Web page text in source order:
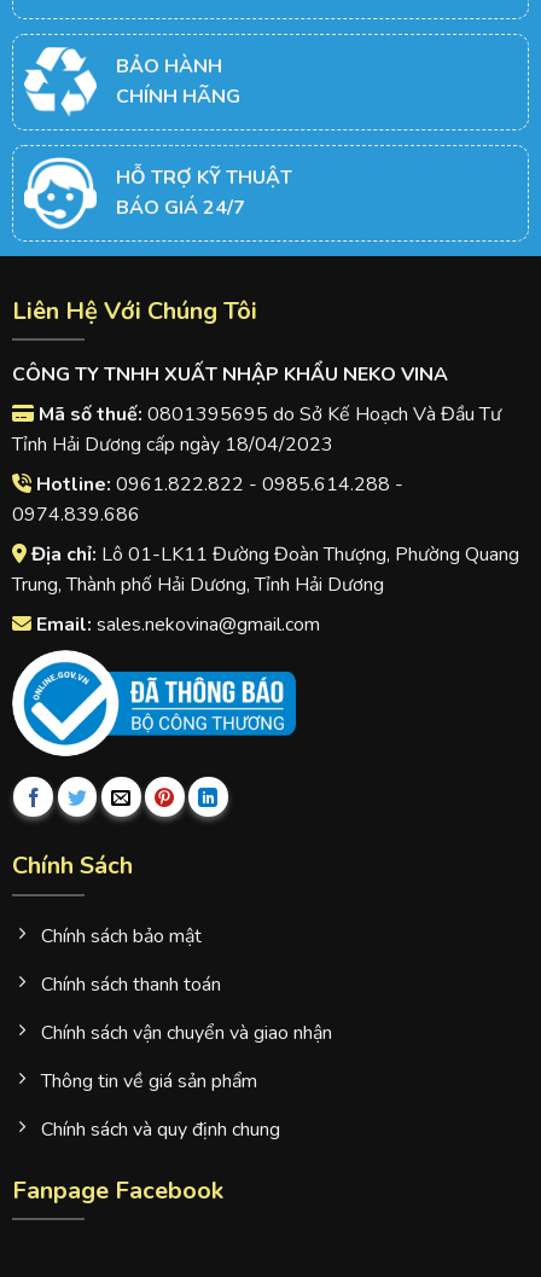
BẢO HÀNH
CHÍNH HÃNG
HỖ TRỢ KỸ THUẬT
BÁO GIÁ 24/7
Liên Hệ Với Chúng Tôi
CÔNG TY TNHH XUẤT NHẬP KHẨU NEKO VINA
Mã số thuế: 0801395695 do Sở Kế Hoạch Và Đầu Tư
Tỉnh Hải Dương cấp ngày 18/04/2023
Hotline: 0961.822.822 - 0985.614.288 -
0974.839.686
Địa chỉ: Lô 01-LK11 Đường Đoàn Thượng, Phường Quang
Trung, Thành phố Hải Dương, Tỉnh Hải Dương
Email: sales.nekovina@gmail.com
Chính Sách
Chính sách bảo mật
Chính sách thanh toán
Chính sách vận chuyển và giao nhận
Thông tin về giá sản phẩm
Chính sách và quy định chung
Fanpage Facebook